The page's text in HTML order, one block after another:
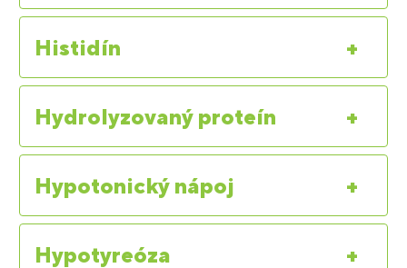
+
Histidín
+
Hydrolyzovaný proteín
+
Hypotonický nápoj
+
Hypotyreóza